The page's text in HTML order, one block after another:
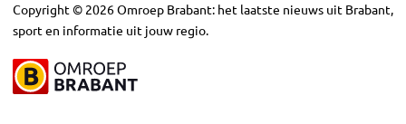
Copyright © 2026Omroep Brabant: het laatste nieuws uit Brabant,
sport en informatie uit jouw regio.